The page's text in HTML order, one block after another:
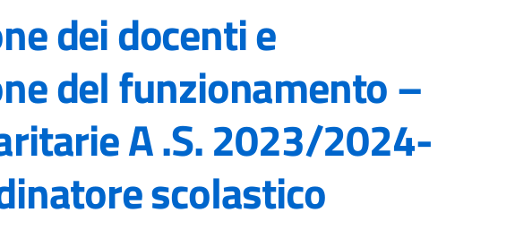
dei docenti e
del funzionamento –
A .S. 2023/2024-
scolastico